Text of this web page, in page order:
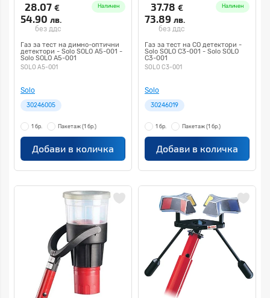
28.07 €
54.90 лв.
без ддс
Наличен
Газ за тест на димно-оптични
детектори - Solo SOLO А5-001 -
Solo SOLO А5-001
SOLO А5-001
Solo
30246005
1 бр. Пакетаж (1 бр.)
Добави в количка
37.78 €
73.89 лв.
без ддс
Наличен
Газ за тест на СО детектори -
Solo SOLO C3-001 - Solo SOLO
C3-001
SOLO C3-001
Solo
30246019
1 бр. Пакетаж (1 бр.)
Добави в количка